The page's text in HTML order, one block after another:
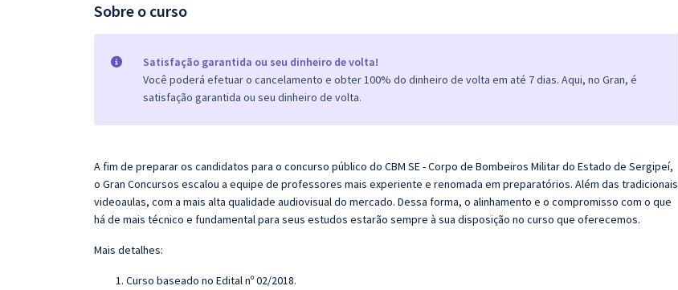
Sobre o curso
Satisfação garantida ou seu dinheiro de volta!
Você poderá efetuar o cancelamento e obter 100% do dinheiro de volta em até 7 dias. Aqui, no Gran, é
satisfação garantida ou seu dinheiro de volta.
A fim de preparar os candidatos para o concurso público do CBM SE - Corpo de Bombeiros Militar do Estado de Sergipeí,
o Gran Concursos escalou a equipe de professores mais experiente e renomada em preparatórios. Além das tradicionais
videoaulas, com a mais alta qualidade audiovisual do mercado. Dessa forma, o alinhamento e o compromisso com o que
há de mais técnico e fundamental para seus estudos estarão sempre à sua disposição no curso que oferecemos.
Mais detalhes:
Curso baseado no Edital nº 02/2018.